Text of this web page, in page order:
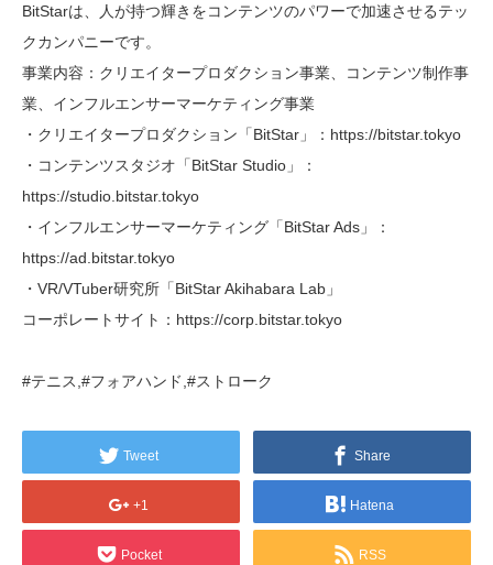
BitStarは、人が持つ輝きをコンテンツのパワーで加速させるテッ
クカンパニーです。
事業内容：クリエイタープロダクション事業、コンテンツ制作事
業、インフルエンサーマーケティング事業
・クリエイタープロダクション「BitStar」：https://bitstar.tokyo
・コンテンツスタジオ「BitStar Studio」：
https://studio.bitstar.tokyo
・インフルエンサーマーケティング「BitStar Ads」：
https://ad.bitstar.tokyo
・VR/VTuber研究所「BitStar Akihabara Lab」
コーポレートサイト：https://corp.bitstar.tokyo
#テニス,#フォアハンド,#ストローク
Tweet Share
+1 Hatena
Pocket RSS